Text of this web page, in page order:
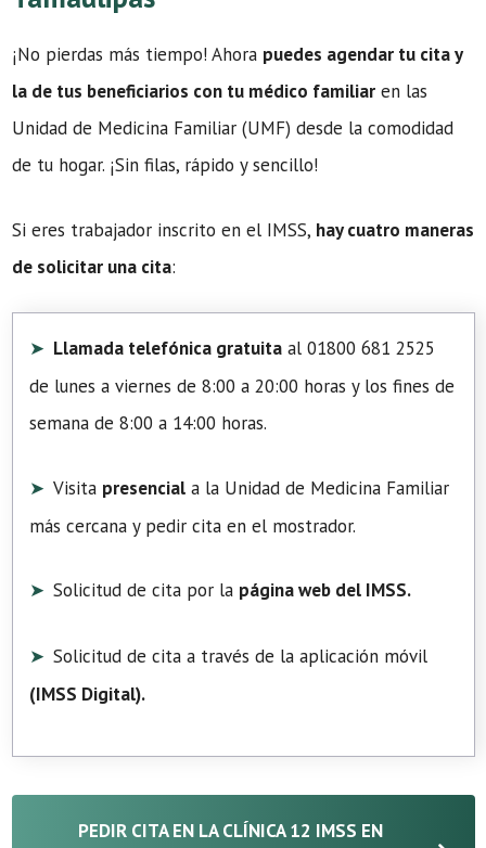
¡No pierdas más tiempo! Ahora puedes agendar tu cita y
la de tus beneficiarios con tu médico familiar en las
Unidad de Medicina Familiar (UMF) desde la comodidad
de tu hogar. ¡Sin filas, rápido y sencillo!
Si eres trabajador inscrito en el IMSS, hay cuatro maneras
de solicitar una cita:
Llamada telefónica gratuita al 01800 681 2525
de lunes a viernes de 8:00 a 20:00 horas y los fines de
semana de 8:00 a 14:00 horas.
Visita presencial a la Unidad de Medicina Familiar
más cercana y pedir cita en el mostrador.
Solicitud de cita por la página web del IMSS.
Solicitud de cita a través de la aplicación móvil
(IMSS Digital).
PEDIR CITA EN LA CLÍNICA 12 IMSS EN